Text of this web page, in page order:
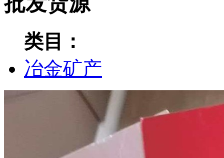
类目：
冶金矿产